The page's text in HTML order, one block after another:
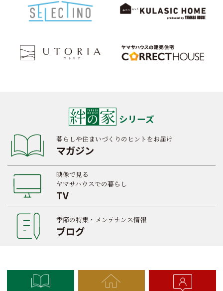
シリーズ
暮らしや住まいづくりのヒントをお届け
マガジン
映像で見る
ヤマサハウスでの暮らし
TV
季節の特集・メンテナンス情報
ブログ